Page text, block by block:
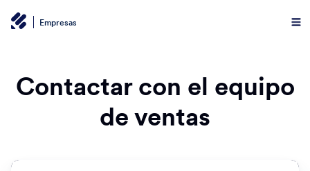
Empresas
Contactar con el equipo
de ventas